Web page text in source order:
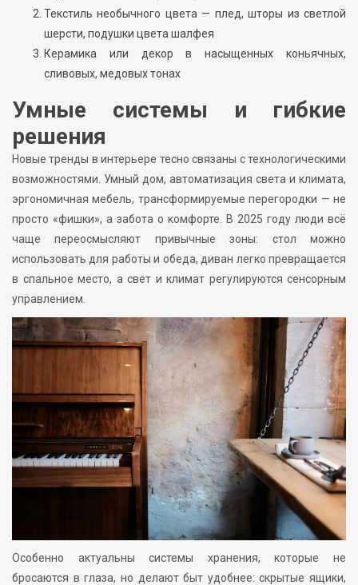
Текстиль необычного цвета — плед, шторы из светлой
шерсти, подушки цвета шалфея
Керамика или декор в насыщенных коньячных,
сливовых, медовых тонах
Умные системы и гибкие
решения
Новые тренды в интерьере тесно связаны с технологическими
возможностями. Умный дом, автоматизация света и климата,
эргономичная мебель, трансформируемые перегородки — не
просто «фишки», а забота о комфорте. В 2025 году люди всё
чаще переосмысляют привычные зоны: стол можно
использовать для работы и обеда, диван легко превращается
в спальное место, а свет и климат регулируются сенсорным
управлением.
Особенно актуальны системы хранения, которые не
бросаются в глаза, но делают быт удобнее: скрытые ящики,